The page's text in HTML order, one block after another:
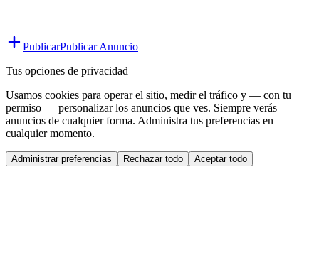
PublicarPublicar Anuncio
Tus opciones de privacidad
Usamos cookies para operar el sitio, medir el tráfico y — con tu
permiso — personalizar los anuncios que ves. Siempre verás
anuncios de cualquier forma. Administra tus preferencias en
cualquier momento.
Administrar preferencias Rechazar todo Aceptar todo